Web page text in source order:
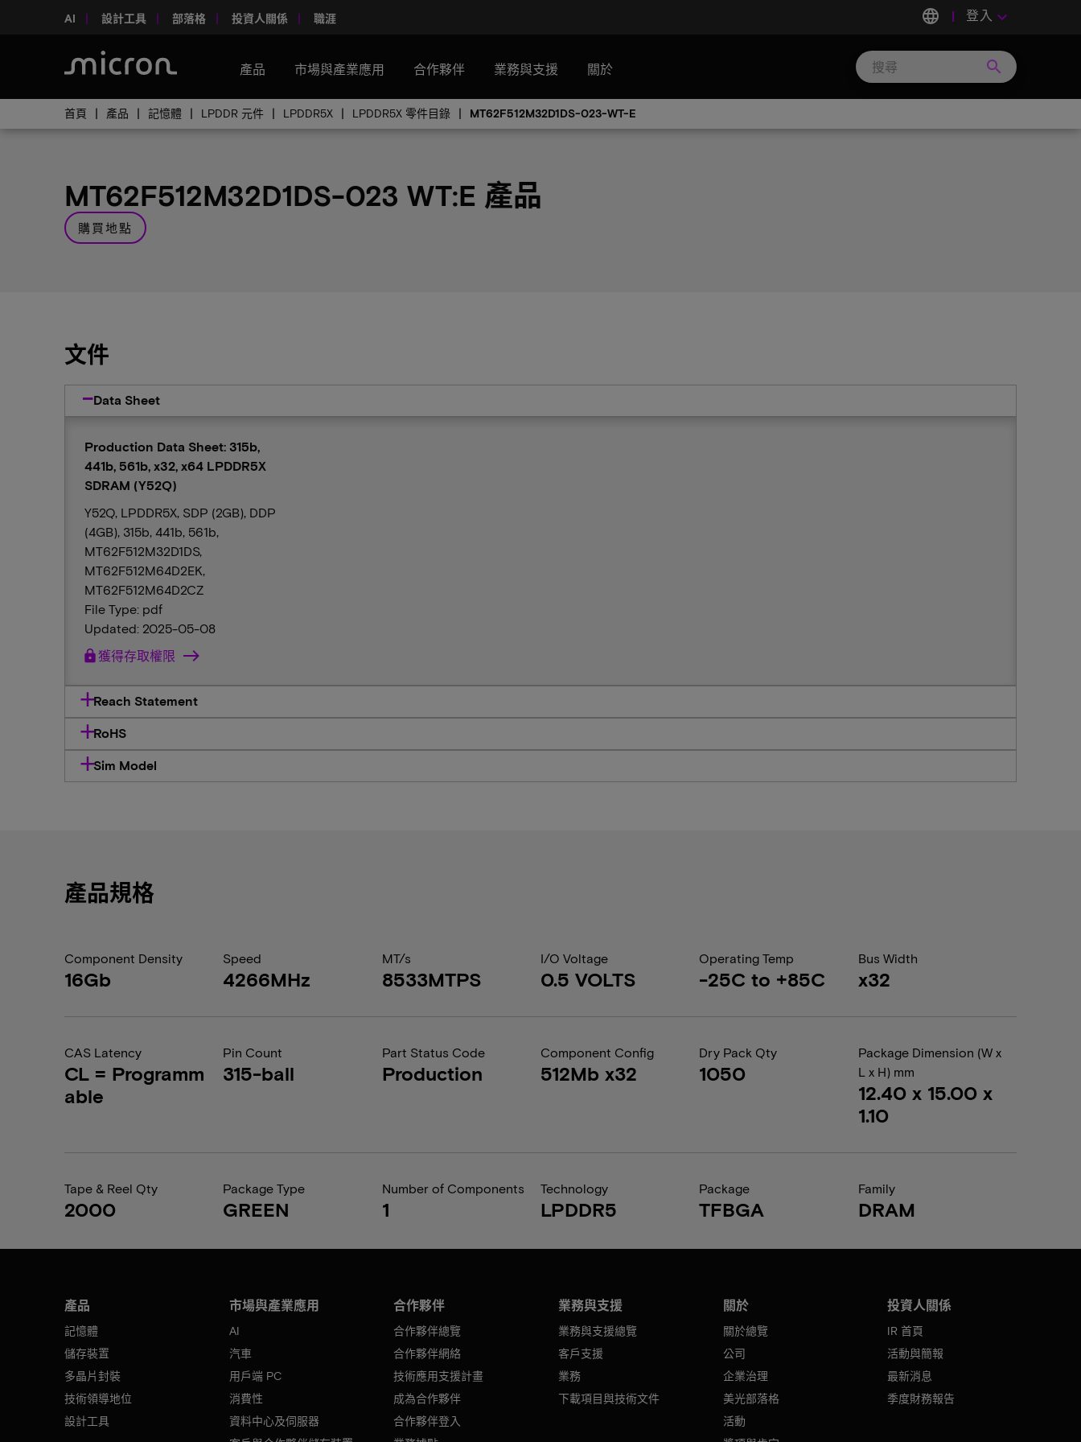
AI 設計工具 部落格 投資人關係 職涯 language 登入 keyboard_arrow_down
產品 市場與產業應用 合作夥伴 業務與支援 關於 search
首頁 產品 記憶體 LPDDR 元件 LPDDR5X LPDDR5X 零件目錄 MT62F512M32D1DS-023-WT-E
MT62F512M32D1DS-023 WT:E 產品
購買地點
文件
Data Sheet
Production Data Sheet: 315b,
441b, 561b, x32, x64 LPDDR5X
SDRAM (Y52Q)
Y52Q, LPDDR5X, SDP (2GB), DDP
(4GB), 315b, 441b, 561b,
MT62F512M32D1DS,
MT62F512M64D2EK,
MT62F512M64D2CZ
File Type: pdf
Updated: 2025-05-08
lock 獲得存取權限
Reach Statement
RoHS
Sim Model
產品規格
Component Density
16Gb
Speed
4266MHz
MT/s
8533MTPS
I/O Voltage
0.5 VOLTS
Operating Temp
-25C to +85C
Bus Width
x32
CAS Latency
CL = Programm
able
Pin Count
315-ball
Part Status Code
Production
Component Config
512Mb x32
Dry Pack Qty
1050
Package Dimension (W x
L x H) mm
12.40 x 15.00 x
1.10
Tape & Reel Qty
2000
Package Type
GREEN
Number of Components
1
Technology
LPDDR5
Package
TFBGA
Family
DRAM
產品
記憶體
儲存裝置
多晶片封裝
技術領導地位
設計工具
市場與產業應用
AI
汽車
用戶端 PC
消費性
資料中心及伺服器
合作夥伴
合作夥伴總覽
合作夥伴網絡
技術應用支援計畫
成為合作夥伴
合作夥伴登入
業務與支援
業務與支援總覽
客戶支援
業務
下載項目與技術文件
關於
關於總覽
公司
企業治理
美光部落格
活動
投資人關係
IR 首頁
活動與簡報
最新消息
季度財務報告